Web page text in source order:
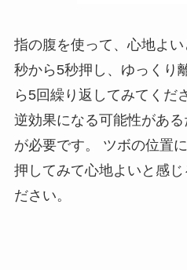
指の腹を使って、心地よ
秒から5秒押し、ゆっくり
ら5回繰り返してみてくだ
逆効果になる可能性があ
が必要です。 ツボの位置
押してみて心地よいと感
ださい。